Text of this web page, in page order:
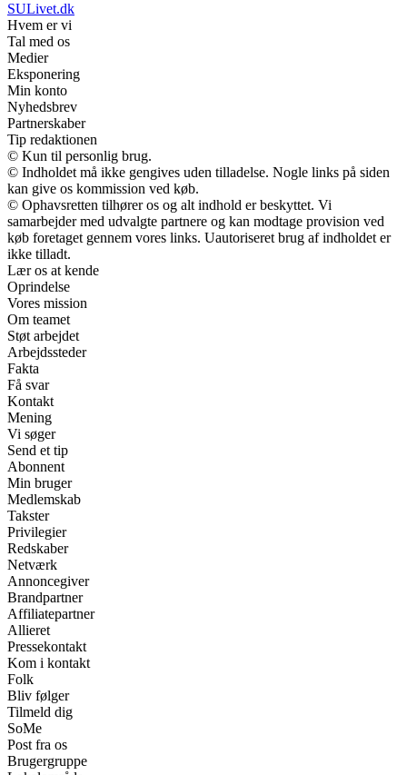
SULivet.dk
Hvem er vi
Tal med os
Medier
Eksponering
Min konto
Nyhedsbrev
Partnerskaber
Tip redaktionen
© Kun til personlig brug.
© Indholdet må ikke gengives uden tilladelse. Nogle links på siden
kan give os kommission ved køb.
© Ophavsretten tilhører os og alt indhold er beskyttet. Vi
samarbejder med udvalgte partnere og kan modtage provision ved
køb foretaget gennem vores links. Uautoriseret brug af indholdet er
ikke tilladt.
Lær os at kende
Oprindelse
Vores mission
Om teamet
Støt arbejdet
Arbejdssteder
Fakta
Få svar
Kontakt
Mening
Vi søger
Send et tip
Abonnent
Min bruger
Medlemskab
Takster
Privilegier
Redskaber
Netværk
Annoncegiver
Brandpartner
Affiliatepartner
Allieret
Pressekontakt
Kom i kontakt
Folk
Bliv følger
Tilmeld dig
SoMe
Post fra os
Brugergruppe